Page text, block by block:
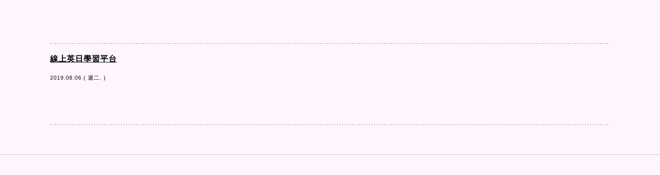
線上英日學習平台
2019.08.06 ( 週二. )